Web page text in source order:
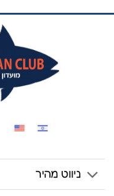
ניווט מהיר